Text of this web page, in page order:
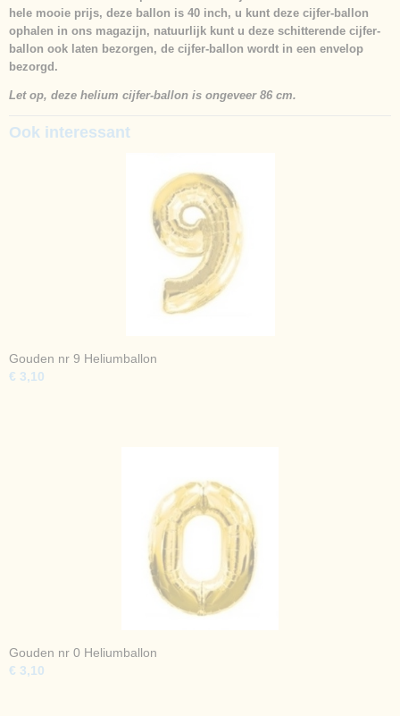
hele mooie prijs, deze ballon is 40 inch, u kunt deze cijfer-ballon
ophalen in ons magazijn, natuurlijk kunt u deze schitterende cijfer-
ballon ook laten bezorgen, de cijfer-ballon wordt in een envelop
bezorgd.
Let op, deze helium cijfer-ballon is ongeveer 86 cm.
Ook interessant
Gouden nr 9 Heliumballon
€ 3,10
Gouden nr 0 Heliumballon
€ 3,10